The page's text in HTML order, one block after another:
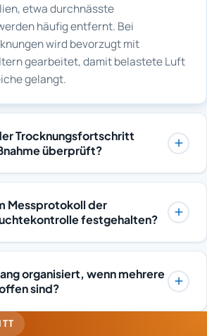
etwa durchnässte
häufig entfernt. Bei
wird bevorzugt mit
gearbeitet, damit belastete Luft
gelangt.
Trocknungsfortschritt
überprüft?
in regelmäßigen Abständen
damit der Verlauf jederzeit
Die permanente
Geräteanordnung oder Luftführung
erfolgt erst, wenn die
sind.
Messprotokoll der
festgehalten?
Messstellen,
die gemessenen Feuchte- und
Vergleich zum vorherigen Termin.
So entsteht eine lückenlose
organisiert, wenn mehrere
sind?
Einheiten werden Termine